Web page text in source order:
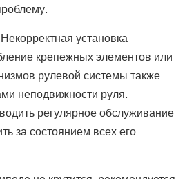
установка
крепежных элементов или
рулевой системы также
неподвижности руля.
регулярное обслуживание
за состоянием всех его